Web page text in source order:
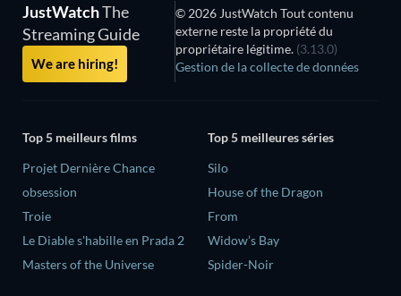
JustWatchThe
Streaming Guide
We are hiring!
© 2026 JustWatch Tout contenu
externe reste la propriété du
propriétaire légitime. (3.13.0)
Gestion de la collecte de données
Top 5 meilleurs films
Projet Dernière Chance
obsession
Troie
Le Diable s'habille en Prada 2
Masters of the Universe
Top 5 meilleures séries
Silo
House of the Dragon
From
Widow’s Bay
Spider-Noir